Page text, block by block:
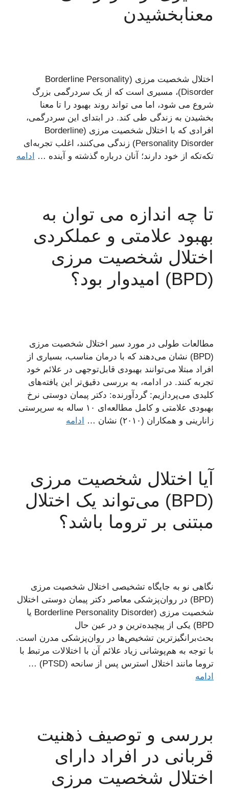
معنابخشیدن
اختلال شخصیت مرزی (Borderline Personality
Disorder)، مسیری است که از یک سردرگمی بزرگ
شروع می شود، اما می تواند روند بهبود را تا معنا
بخشیدن به زندگی طی کند. در ابتدای این سردرگمی،
افرادی که با اختلال شخصیت مرزی (Borderline
Personality Disorder) زندگی می‌کنند، اغلب تجربه‌ای
تکه‌تکه از خود دارند؛ آنان درباره گذشته و آینده …
ادامه
تا چه اندازه می توان به
بهبود علامتی و عملکردی
اختلال شخصیت مرزی
(BPD) امیدوار بود؟
مطالعات طولی در مورد سیر اختلال شخصیت مرزی
(BPD) نشان می‌دهند که با درمان مناسب، بسیاری از
افراد مبتلا می‌توانند بهبودی قابل‌توجهی در علائم خود
تجربه کنند. در ادامه، به بررسی دقیق‌تر این یافته‌های
کلیدی می‌پردازیم: گردآورنده: دکتر پیمان دوستی نرخ
بهبودی علامتی و کامل مطالعه‌ای ۱۰ ساله به سرپرستی
زانارینی و همکاران (۲۰۱۰) نشان …
ادامه
آیا اختلال شخصیت مرزی
(BPD) می‌تواند یک اختلال
مبتنی بر تروما باشد؟
نگاهی نو به جایگاه تشخیصی اختلال شخصیت مرزی
(BPD) در روان‌پزشکی معاصر دکتر پیمان دوستی اختلال
شخصیت مرزی (Borderline Personality Disorder یا
BPD) یکی از پیچیده‌ترین و در عین حال
بحث‌برانگیزترین تشخیص‌ها در روان‌پزشکی مدرن است.
با توجه به هم‌پوشانی زیاد علائم آن با اختلالات مرتبط با
تروما مانند اختلال استرس پس از سانحه (PTSD) …
ادامه
بررسی و توصیف ذهنیت
قربانی در افراد دارای
اختلال شخصیت مرزی